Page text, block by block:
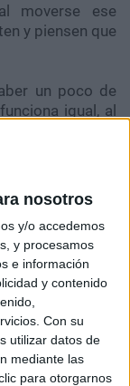
nosotros
y/o accedemos
y procesamos
e información
y contenido
Con su
utilizar datos de
mediante las
para otorgarnos
moverse ese
y piensen que
un poco de
igual, al
todo el huerto
ideal es
y si lo pones